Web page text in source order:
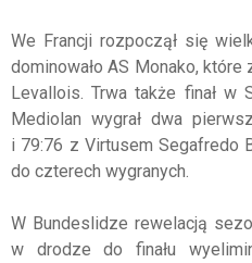
We Francji rozpoczął się
dominowało AS Monako,
Levallois. Trwa także finał w
Mediolan wygrał dwa
i 79:76 z Virtusem Segafredo
do czterech wygranych.
W Bundeslidze rewelacją
w drodze do finału